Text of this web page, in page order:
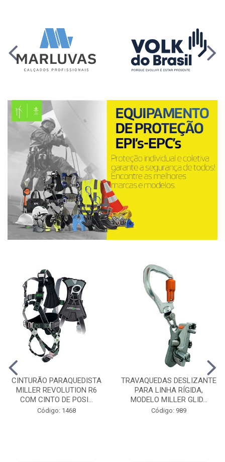
CINTURÃO PARAQUEDISTA
MILLER REVOLUTION R6
COM CINTO DE POSI...
Código: 1468
TRAVAQUEDAS DESLIZANTE
PARA LINHA RÍGIDA,
MODELO MILLER GLID...
Código: 989